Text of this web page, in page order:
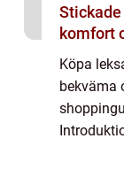
komfort
Köpa
bekväma